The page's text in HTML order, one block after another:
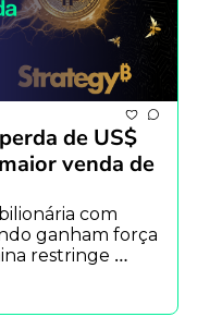
de US$
venda de
com
ganham força
restringe